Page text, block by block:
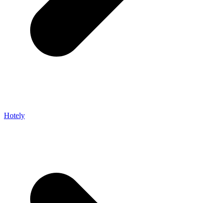
Hotely